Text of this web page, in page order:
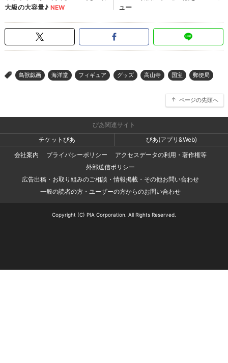
> 鳥獣戯画 海洋堂 フィギュア グッズ 高山寺 国宝 郵便局
ページの先頭へ
ぴあ関連サイト
チケットぴあ
ぴあ(アプリ&Web)
会社案内
プライバシーポリシー
アクセスデータの利用・著作権等
外部送信ポリシー
広告出稿・お取り組みのご相談・情報掲載・その他お問い合わせ
一般の読者の方・ユーザーの方からのお問い合わせ
Copyright (C) PIA Corporation. All Rights Reserved.